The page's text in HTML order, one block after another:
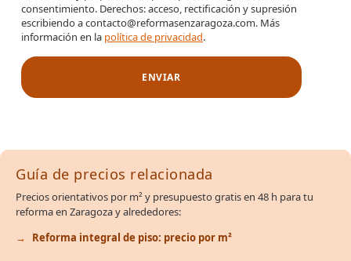
consentimiento. Derechos: acceso, rectificación y supresión
escribiendo a contacto@reformasenzaragoza.com. Más
información en la política de privacidad.
Guía de precios relacionada
Precios orientativos por m² y presupuesto gratis en 48 h para tu
reforma en Zaragoza y alrededores:
Reforma integral de piso: precio por m²